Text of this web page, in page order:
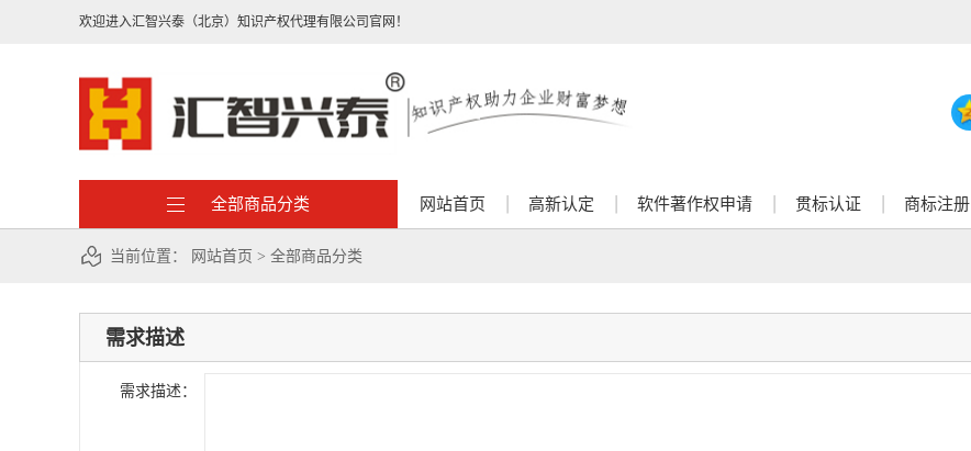
欢迎进入汇智兴泰（北京）知识产权代理有限公司官网！
全部商品分类 网站首页 高新认定 软件著作权申请 贯标认证 商标注册
当前位置： 网站首页 > 全部商品分类
需求描述
需求描述：